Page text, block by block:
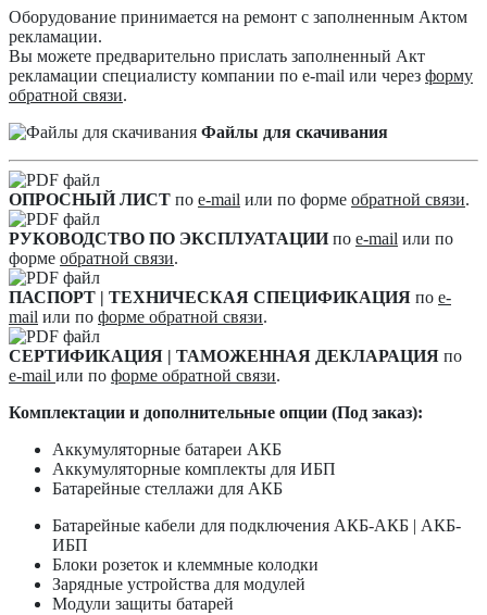
Оборудование принимается на ремонт с заполненным Актом
рекламации.
Вы можете предварительно прислать заполненный Акт
рекламации специалисту компании по e-mail или через форму
обратной связи.
Файлы для скачивания
ОПРОСНЫЙ ЛИСТ по e-mail или по форме обратной связи.
РУКОВОДСТВО ПО ЭКСПЛУАТАЦИИпо e-mail или по
форме обратной связи.
ПАСПОРТ | ТЕХНИЧЕСКАЯ СПЕЦИФИКАЦИЯ по e-
mail или по форме обратной связи.
СЕРТИФИКАЦИЯ | ТАМОЖЕННАЯ ДЕКЛАРАЦИЯ по
e-mail или по форме обратной связи.
Комплектации и дополнительные опции (Под заказ):
Аккумуляторные батареи АКБ
Аккумуляторные комплекты для ИБП
Батарейные стеллажи для АКБ
Батарейные кабели для подключения АКБ-АКБ | АКБ-
ИБП
Блоки розеток и клеммные колодки
Зарядные устройства для модулей
Модули защиты батарей